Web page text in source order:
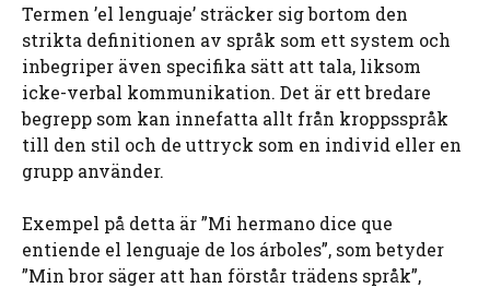
Termen ’el lenguaje’ sträcker sig bortom den
strikta definitionen av språk som ett system och
inbegriper även specifika sätt att tala, liksom
icke-verbal kommunikation. Det är ett bredare
begrepp som kan innefatta allt från kroppsspråk
till den stil och de uttryck som en individ eller en
grupp använder.
Exempel på detta är ”Mi hermano dice que
entiende el lenguaje de los árboles”, som betyder
”Min bror säger att han förstår trädens språk”,